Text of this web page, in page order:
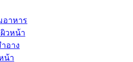
าหาร
วหน้า
ำอาง
น้า